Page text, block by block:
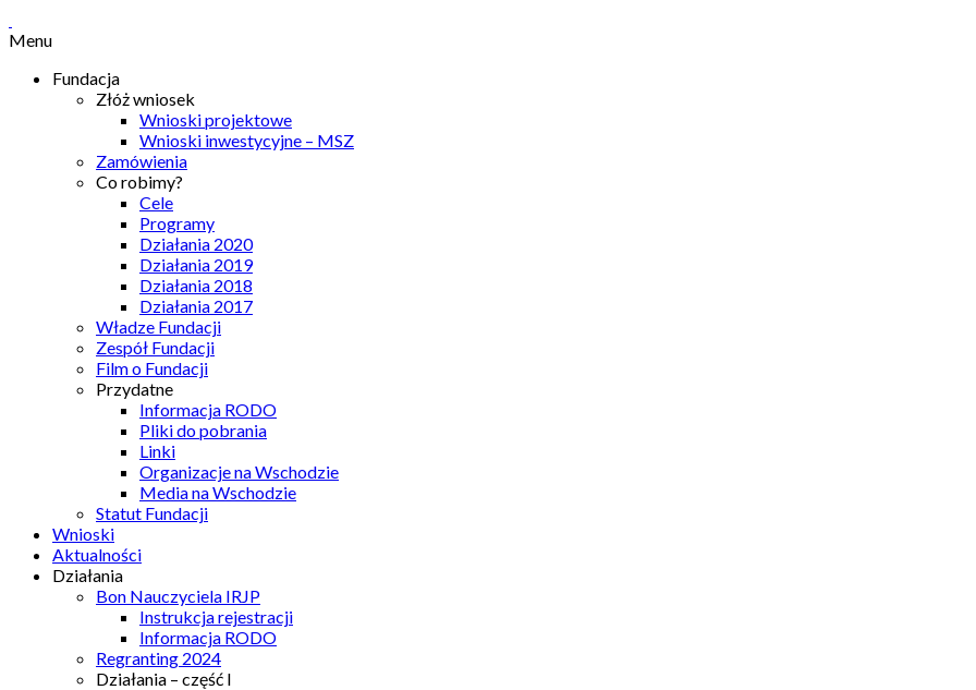
Menu
Fundacja
Złóż wniosek
Wnioski projektowe
Wnioski inwestycyjne – MSZ
Zamówienia
Co robimy?
Cele
Programy
Działania 2020
Działania 2019
Działania 2018
Działania 2017
Władze Fundacji
Zespół Fundacji
Film o Fundacji
Przydatne
Informacja RODO
Pliki do pobrania
Linki
Organizacje na Wschodzie
Media na Wschodzie
Statut Fundacji
Wnioski
Aktualności
Działania
Bon Nauczyciela IRJP
Instrukcja rejestracji
Informacja RODO
Regranting 2024
Działania – część I